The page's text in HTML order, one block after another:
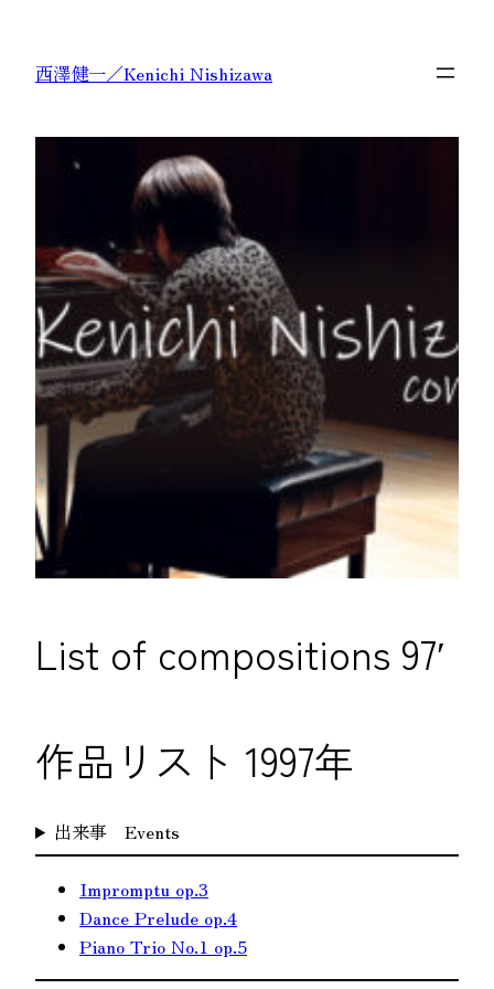
西澤健一／Kenichi Nishizawa
List of compositions 97′
作品リスト 1997年
出来事 Events
Impromptu op.3
Dance Prelude op.4
Piano Trio No.1 op.5